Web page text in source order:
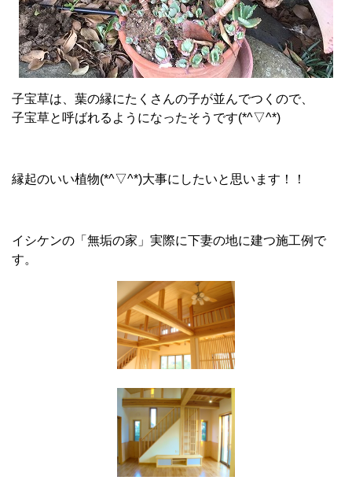
子宝草は、葉の縁にたくさんの子が並んでつくので、
子宝草と呼ばれるようになったそうです(*^▽^*)
縁起のいい植物(*^▽^*)大事にしたいと思います！！
イシケンの「無垢の家」実際に下妻の地に建つ施工例で
す。